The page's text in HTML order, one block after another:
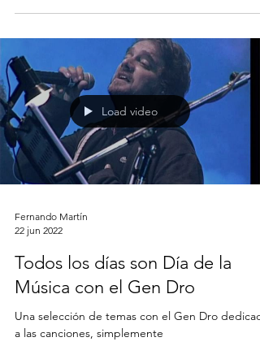
Load video
Fernando Martín
22 jun 2022
Todos los días son Día de la
Música con el Gen Dro
Una selección de temas con el Gen Dro
a las canciones, simplemente